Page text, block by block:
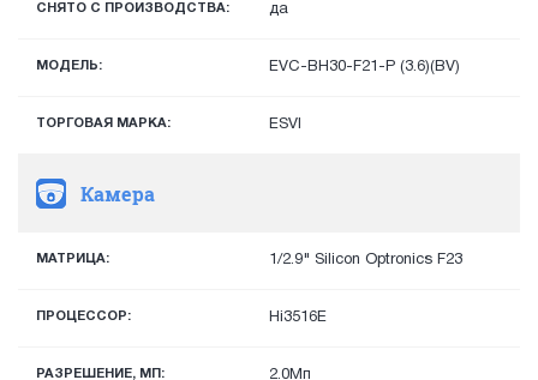
СНЯТО С ПРОИЗВОДСТВА: да
МОДЕЛЬ: EVC-BH30-F21-P (3.6)(BV)
ТОРГОВАЯ МАРКА: ESVI
Камера
МАТРИЦА: 1/2.9" Silicon Optronics F23
ПРОЦЕССОР: Hi3516E
РАЗРЕШЕНИЕ, МП: 2.0Мп